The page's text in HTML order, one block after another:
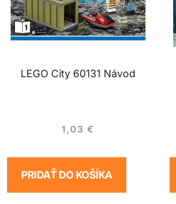
LEGO City 60131 Návod
1,03 €
PRIDAŤ DO KOŠÍKA